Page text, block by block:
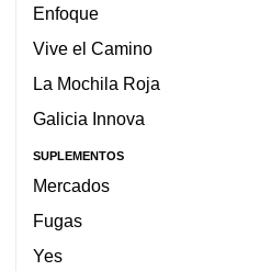
Enfoque
Vive el Camino
La Mochila Roja
Galicia Innova
SUPLEMENTOS
Mercados
Fugas
Yes